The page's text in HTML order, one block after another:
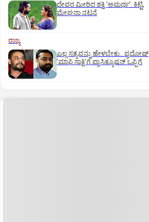
ದೇವರ ಮೀರಿದ ಶಕ್ತಿ ʼಅಮರ್ಥʼ: ಕಿಟ್ಟಿ,
ಮೇಘನಾ ನಟನೆ
ರಾಜ್ಯ
ಎಲ್ಲ ಸತ್ಯವನ್ನು ಹೇಳಬೇಕು.. ಪ್ರದೋಷ್‌
ʼಮಾಫಿ ಸಾಕ್ಷಿʼಗೆ ಪ್ರಾಸಿಕ್ಯೂಷನ್ ಒಪ್ಪಿಗೆ